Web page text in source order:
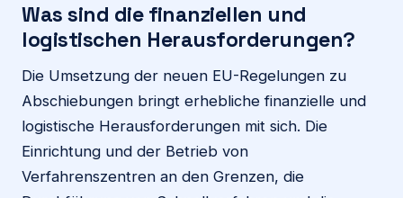
Was sind die finanziellen und
logistischen Herausforderungen?
Die Umsetzung der neuen EU-Regelungen zu
Abschiebungen bringt erhebliche finanzielle und
logistische Herausforderungen mit sich. Die
Einrichtung und der Betrieb von
Verfahrenszentren an den Grenzen, die